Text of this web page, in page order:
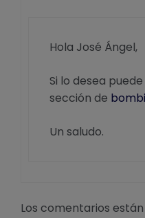
Hola José Ángel,
Si lo desea
sección de
Un saludo.
Los comentarios